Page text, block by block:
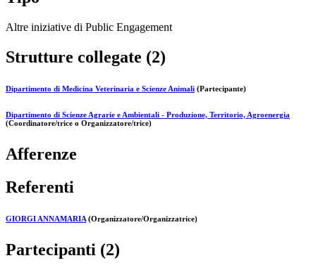
Altre iniziative di Public Engagement
Strutture collegate (2)
Dipartimento di Medicina Veterinaria e Scienze Animali (Partecipante)
Dipartimento di Scienze Agrarie e Ambientali - Produzione, Territorio, Agroenergia
(Coordinatore/trice o Organizzatore/trice)
Afferenze
Referenti
GIORGI ANNAMARIA (Organizzatore/Organizzatrice)
Partecipanti (2)